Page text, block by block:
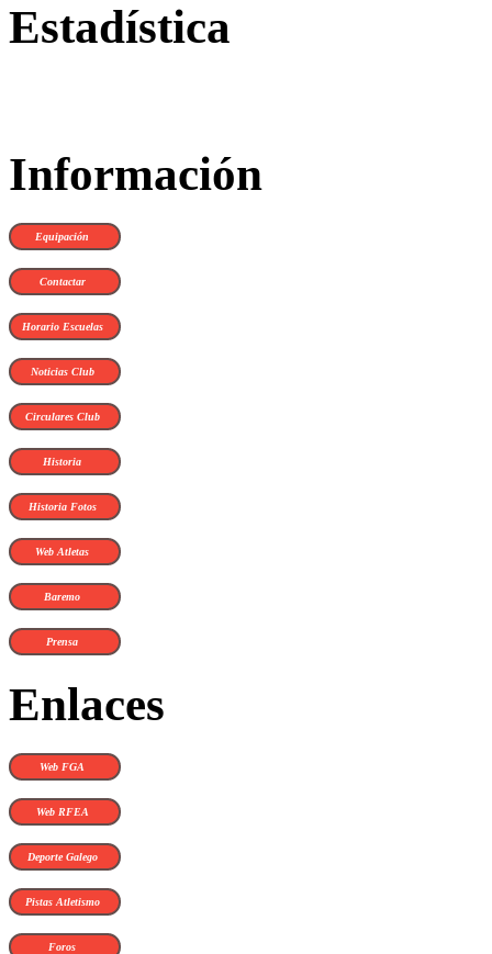
Estadística
Información
Equipación
Contactar
Horario Escuelas
Noticias Club
Circulares Club
Historia
Historia Fotos
Web Atletas
Baremo
Prensa
Enlaces
Web FGA
Web RFEA
Deporte Galego
Pistas Atletismo
Foros